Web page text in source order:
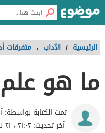
الرئيسية / الآداب ، متفرقات
ما هو علم
تمت الكتابة بواسطة:
آخر تحديث:٢١:٠٢ ، ٢١ نوفمبر ٢٠٢١